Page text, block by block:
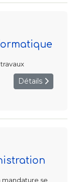
Détails
mandature se